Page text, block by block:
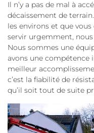
Il n’y a pas de mal à
décaissement de
les environs et que
servir urgemment,
Nous sommes une
avons une compétence
meilleur
c’est la fiabilité de
qu’il soit tout de suite